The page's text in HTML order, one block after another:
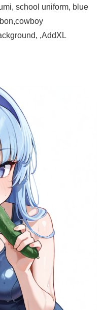
school uniform, blue
,AddXL